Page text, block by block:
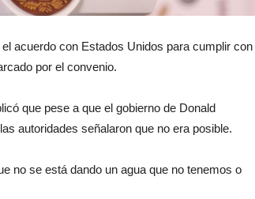
acuerdo con Estados Unidos para cumplir con
por el convenio.
que pese a que el gobierno de Donald
autoridades señalaron que no era posible.
no se está dando un agua que no tenemos o